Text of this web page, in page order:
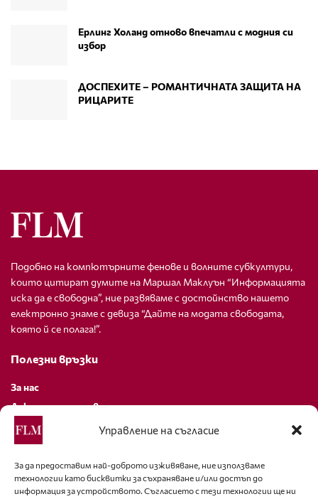
Управление на съгласие
За да предоставим най-доброто изживяване, ние използваме
технологии като бисквитки за съхраняване и/или достъп до
информация за устройството. Съгласието с тези технологии ще ни
Ерлинг Холанд отново впечатли с модния си
избор
ДОСПЕХИТЕ – РОМАНТИЧНАТА ЗАЩИТА НА
РИЦАРИТЕ
Подобно на компютърните фенове и волните субкултури,
които цитират думите на Маршал Маклуън “Информацията
иска да е свободна”, ние развяваме с достойнство нашето
електронно знаме с девиза “Дайте на модата свободата,
която й се полага!”.
Полезни връзки
За нас
Декларация за поверителност
Политика за бисквитки
За контакти
editor@fashion-lifestyle.net